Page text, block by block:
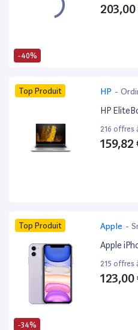
-40%
Top Produit HP -
HP
216 offres
159,82
-34%
Top Produit Apple -
Apple
215 offres
123,00